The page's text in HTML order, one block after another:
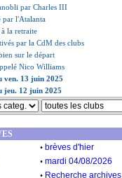
par Charles III
par l'Atalanta
à la retraite
par la CdM des clubs
sur le départ
Nico Williams
ven. 13 juin 2025
jeu. 12 juin 2025
. brèves d'hier
. mardi 04/08/2026
. Recherche archives